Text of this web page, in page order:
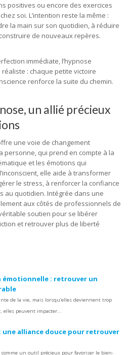
positives ou encore des exercices
soi. L’intention reste la même :
la main sur son quotidien, à réduire
de nouveaux repères.
immédiate, l’hypnose
: chaque petite victoire
renforce la suite du chemin.
un allié précieux
une voie de changement
personne, qui prend en compte à la
et les émotions qui
elle aide à transformer
le stress, à renforcer la confiance
au quotidien. Intégrée dans une
aux côtés de professionnels de
soutien pour se libérer
et retrouver plus de liberté
émotionnelle : retrouver un
de la vie, mais lorsqu’elles deviennent trop
elles peuvent impacter...
une alliance douce pour retrouver
comme un outil précieux pour favoriser le bien-